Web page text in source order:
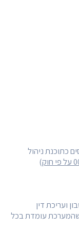
כתוכנת ניהול
)
ועריכת דין
עומדת בכל